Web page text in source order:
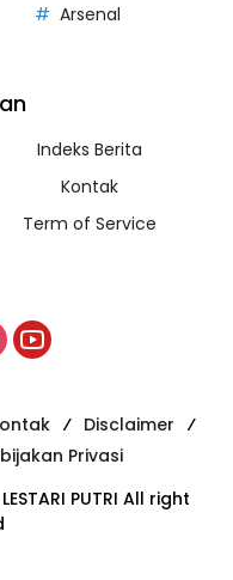
Arsenal
Indeks Berita
Kontak
Term of Service
Disclaimer
Privasi
PUTRI All right